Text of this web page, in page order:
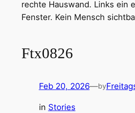
Ftx0826
Feb 20, 2026—by
in Stories